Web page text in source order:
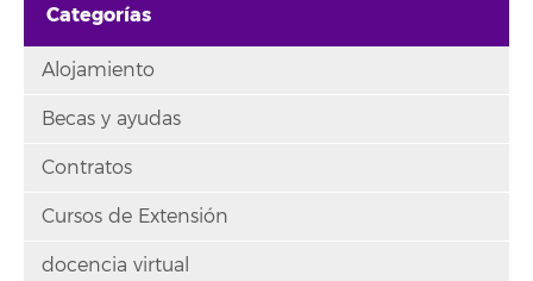
Categorías
Alojamiento
Becas y ayudas
Contratos
Cursos de Extensión
docencia virtual